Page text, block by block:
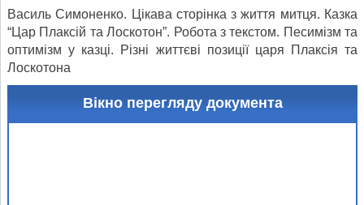
Василь Симоненко. Цікава сторінка з життя митця. Казка
“Цар Плаксій та Лоскотон”. Робота з текстом. Песимізм та
оптимізм у казці. Різні життєві позиції царя Плаксія та
Лоскотона
Вікно перегляду документа